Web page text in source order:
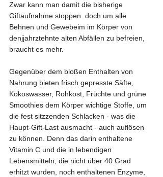
Zwar kann man damit die bisherige
Giftaufnahme stoppen. doch um alle
Behnen und Gewebeim im Körper von
denjjahrztehnte alten Abfällen zu befreien,
braucht es mehr.
Gegenüber dem bloßen Enthalten von
Nahrung bieten frisch gepresste Säfte,
Kokoswasser, Rohkost, Früchte und grüne
Smoothies dem Körper wichtige Stoffe, um
die fest sitzzenden Schlacken - was die
Haupt-Gift-Last ausmacht - auch auflösen
zu können. Denn das darin enthaltene
Vitamin C und die in lebendigen
Lebensmitteln, die nicht über 40 Grad
erhitzt wurden, noch enthaltenen Enzyme,